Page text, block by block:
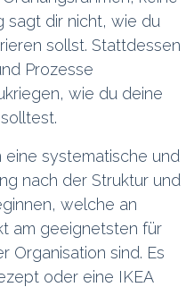
sagt dir nicht, wie du
sollst. Stattdessen
Prozesse
wie du deine
systematische und
nach der Struktur und
welche an
am geeignetsten für
Organisation sind. Es
oder eine IKEA